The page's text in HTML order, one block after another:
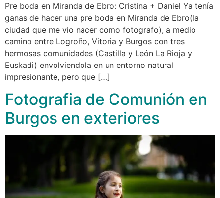
Pre boda en Miranda de Ebro: Cristina + Daniel Ya tenía
ganas de hacer una pre boda en Miranda de Ebro(la
ciudad que me vio nacer como fotografo), a medio
camino entre Logroño, Vitoria y Burgos con tres
hermosas comunidades (Castilla y León La Rioja y
Euskadi) envolviendola en un entorno natural
impresionante, pero que […]
Fotografia de Comunión en
Burgos en exteriores